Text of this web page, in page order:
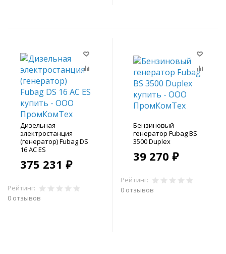
Дизельная
электростанция
(генератор) Fubag DS
16 AC ES
375 231 ₽
Рейтинг:
0 отзывов
Бензиновый
генератор Fubag BS
3500 Duplex
39 270 ₽
Рейтинг:
0 отзывов